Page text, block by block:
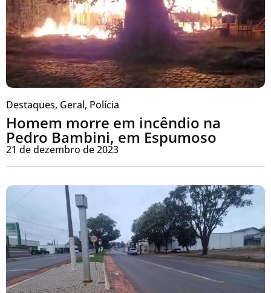
Destaques, Geral, Polícia
Homem morre em incêndio na
Pedro Bambini, em Espumoso
21 de dezembro de 2023